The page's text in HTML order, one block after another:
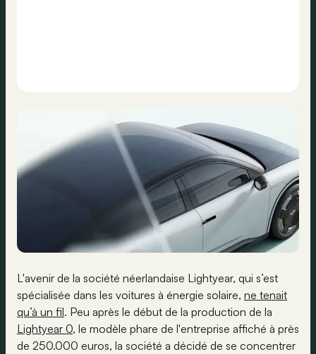
L'avenir de la société néerlandaise Lightyear, qui s’est
spécialisée dans les voitures à énergie solaire, ne tenait
qu’à un fil. Peu après le début de la production de la
Lightyear 0, le modèle phare de l'entreprise affiché à près
de 250.000 euros, la société a décidé de se concentrer